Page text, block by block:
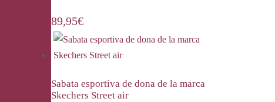
89,95€
Sabata esportiva de dona de la marca
Skechers Street air